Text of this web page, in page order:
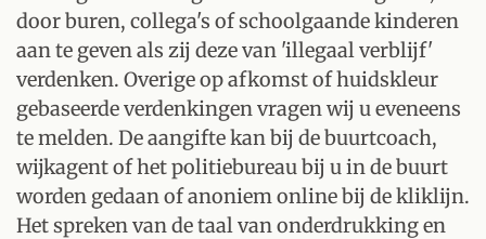
door buren, collega's of schoolgaande kinderen
aan te geven als zij deze van 'illegaal verblijf'
verdenken. Overige op afkomst of huidskleur
gebaseerde verdenkingen vragen wij u eveneens
te melden. De aangifte kan bij de buurtcoach,
wijkagent of het politiebureau bij u in de buurt
worden gedaan of anoniem online bij de kliklijn.
Het spreken van de taal van onderdrukking en